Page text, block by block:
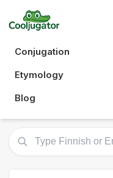
Conjugation
Etymology
Blog